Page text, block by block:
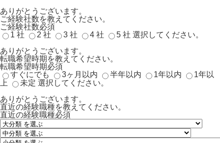
ありがとうございます。
ご経験社数を教えてください。
ご経験社数必須
1 社
2 社 3 社 4 社 5 社 選択してください。
ありがとうございます。
転職希望時期を教えてください。
転職希望時期必須
すぐにでも
3ヶ月以内 半年以内 1年以内
1年以
上
未定 選択してください。
ありがとうございます。
直近の経験職種を教えてください。
直近の経験職種必須